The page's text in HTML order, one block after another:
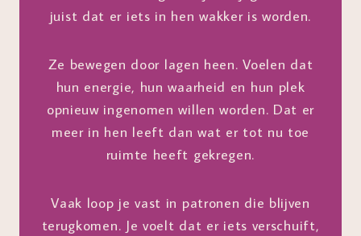
juist dat er iets in hen wakker is worden.
Ze bewegen door lagen heen. Voelen dat
hun energie, hun waarheid en hun plek
opnieuw ingenomen willen worden. Dat er
meer in hen leeft dan wat er tot nu toe
ruimte heeft gekregen.
Vaak loop je vast in patronen die blijven
terugkomen. Je voelt dat er iets verschuift,